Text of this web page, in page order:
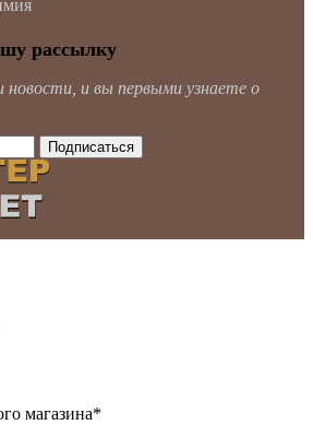
рассылку
и вы первыми узнаете о
магазина*